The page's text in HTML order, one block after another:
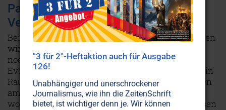
Paralleluniversum: Vorwärts in die
Vergangenheit
Beim Studium unkonventioneller Geschichtsquellen
wird klar: Wir stehen heute weder zivilisatorisch
noch ethisch an der Spitze der menschlichen
Evolution. Schon in prähistorischer Zeit war man in
Raumschiffen unterwegs. Und Atombomben waren
am Untergang ganzer Kontinente beteiligt. Nun
wollen Wissenschaftler das Tor zu Paralleluniversen
"3 für 2"-Heftaktion auch für Ausgabe
126!
Unabhängiger und unerschrockener
Journalismus, wie ihn die ZeitenSchrift
bietet, ist wichtiger denn je. Wir können